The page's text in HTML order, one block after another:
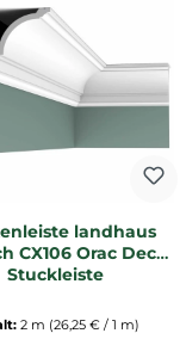
landhaus
CX106 Orac Decor
Stuckleiste
2 m (26,25 € / 1 m)